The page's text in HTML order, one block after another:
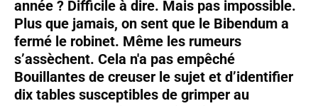
année ? Difficile à dire. Mais pas impossible.
Plus que jamais, on sent que le Bibendum a
fermé le robinet. Même les rumeurs
s’assèchent. Cela n'a pas empêché
Bouillantes de creuser le sujet et d’identifier
dix tables susceptibles de grimper au